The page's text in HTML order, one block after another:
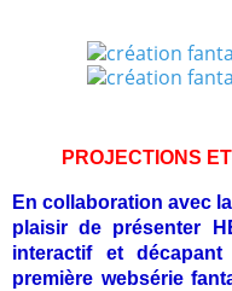
PROJECTIONS
En collaboration avec
plaisir de présenter
interactif et
première websérie